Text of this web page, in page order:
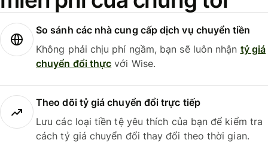
So sánh các nhà cung cấp dịch vụ chuyển tiền
Không phải chịu phí ngầm, bạn sẽ luôn nhận tỷ giá
chuyển đổi thực với Wise.
Theo dõi tỷ giá chuyển đổi trực tiếp
Lưu các loại tiền tệ yêu thích của bạn để kiểm tra
cách tỷ giá chuyển đổi thay đổi theo thời gian.